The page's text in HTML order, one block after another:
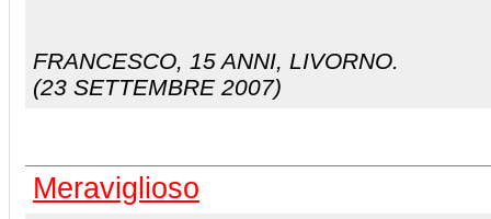
FRANCESCO, 15 ANNI, LIVORNO.
(23 SETTEMBRE 2007)
Meraviglioso